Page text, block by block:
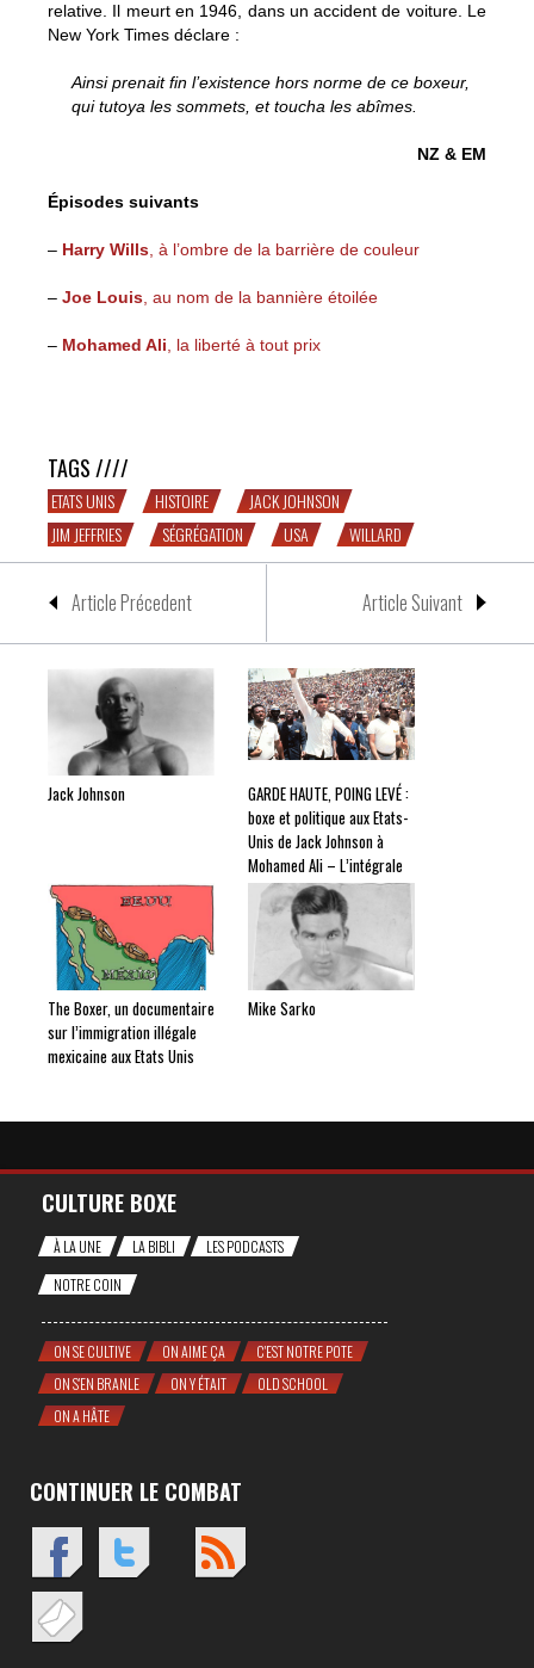
relative. Il meurt en 1946, dans un accident de voiture. Le
New York Times déclare :
Ainsi prenait fin l’existence hors norme de ce boxeur,
qui tutoya les sommets, et toucha les abîmes.
NZ & EM
Épisodes suivants
– Harry Wills , à l’ombre de la barrière de couleur
– Joe Louis , au nom de la bannière étoilée
– Mohamed Ali , la liberté à tout prix
TAGS ////
ETATS UNIS HISTOIRE
JACK JOHNSON
JIM JEFFRIES
SÉGRÉGATION USA WILLARD
Article Précedent Article Suivant
Jack Johnson
GARDE HAUTE, POING LEVÉ :
boxe et politique aux Etats-
Unis de Jack Johnson à
Mohamed Ali – L’intégrale
The Boxer, un documentaire
sur l’immigration illégale
mexicaine aux Etats Unis
Mike Sarko
CULTURE BOXE
À LA UNE LA BIBLI
LES PODCASTS
NOTRE COIN
ON SE CULTIVE ON AIME ÇA
C'EST NOTRE POTE
ON S'EN BRANLE
ON Y ÉTAIT
OLD SCHOOL
ON A HÂTE
CONTINUER LE COMBAT